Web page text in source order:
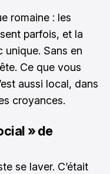
romaine : les
parfois, et la
unique. Sans en
Ce que vous
aussi local, dans
croyances.
» de
se laver. C’était